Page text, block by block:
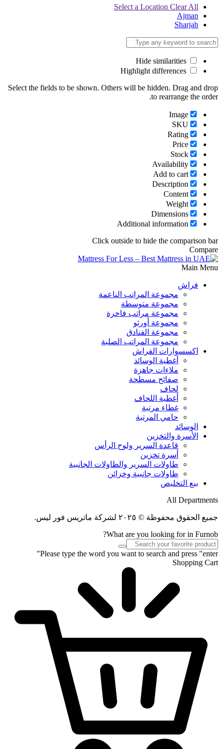
Select a Location Clear All
Ajman
Sharjah
Select the fields to be shown. Others will be hidden. Drag and drop
to rearrange the order.
Image
SKU
Rating
Price
Stock
Availability
Add to cart
Description
Content
Weight
Dimensions
Additional information
Click outside to hide the comparison bar
Compare
Main Menu
فراش
مجموعة المراتب الناعمة
مجموعة متوسطة
مجموعة مراتب فاخرة
مجموعة أورثو
مجموعة الفنادق
مجموعة المراتب الصلبة
اكسسوارات الفراش
أغطية الوسائد
ملاءات جاهزة
صفائح مسطحة
لحاف
أغطية اللحاف
غطاء مرتبة
حامي المرتبة
الوسائد
الأسرة والتخزين
قاعدة السرير ولوح الرأس
أسرة تخزين
طاولات السرير والطاولات الجانبية
طاولات جانبية وخزائن
بيع التخليص
All Departments
جميع الحقوق محفوظة © ٢٠٢٥ لشركة ماتريس فور ليس.
What are you looking for in Furnob?
Please type the word you want to search and press "enter"
Shopping Cart